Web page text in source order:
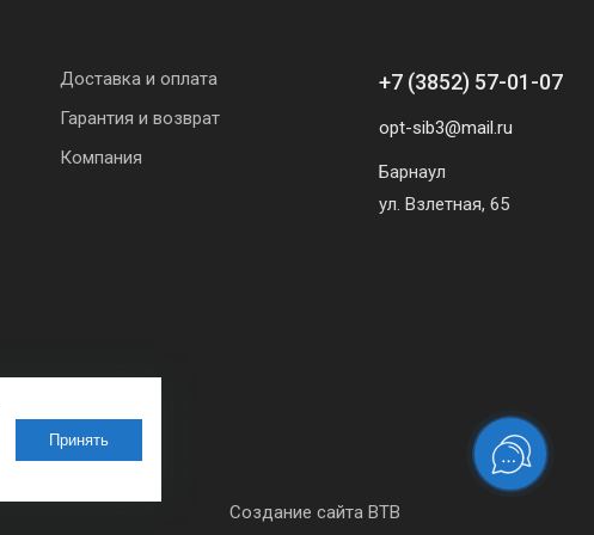
Доставка и оплата
Гарантия и возврат
Компания
+7 (3852) 57-01-07
opt-sib3@mail.ru
Барнаул
ул. Взлетная, 65
Создание сайта BTB
Принять